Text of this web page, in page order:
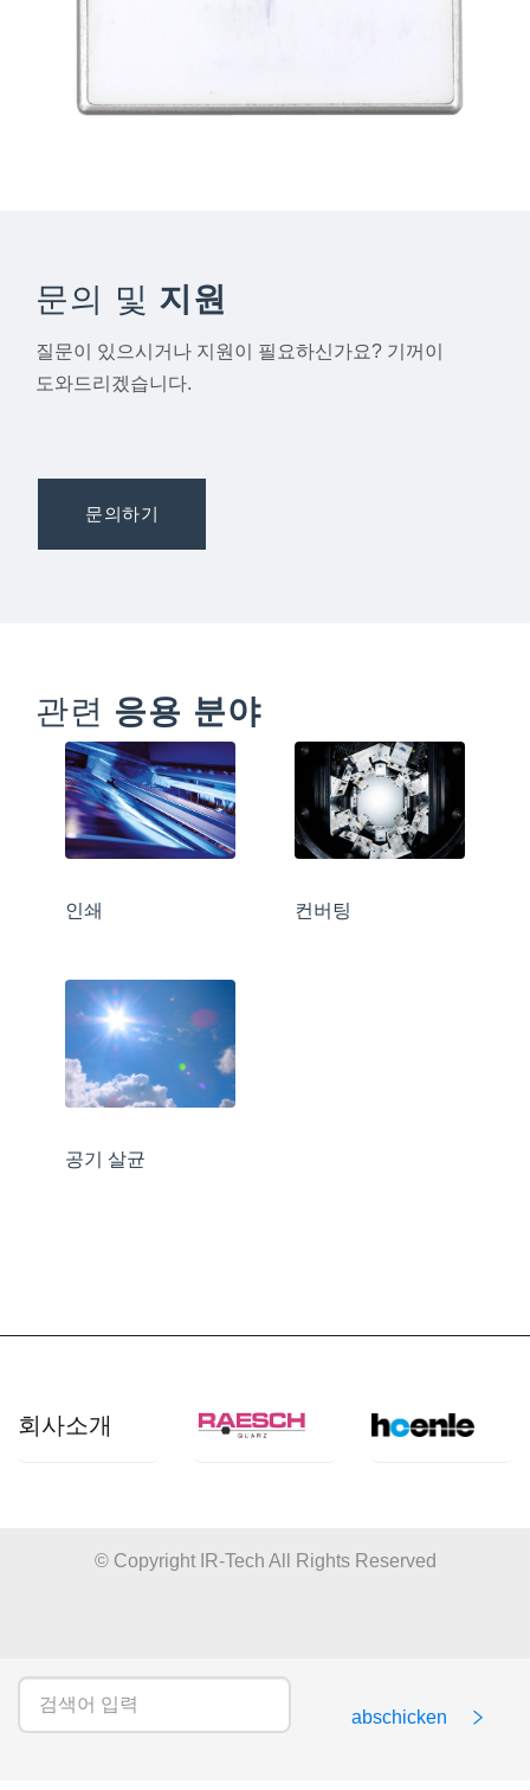
문의 및 지원
질문이 있으시거나 지원이 필요하신가요? 기꺼이
도와드리겠습니다.
문의하기
관련 응용 분야
인쇄 컨버팅
공기 살균
회사소개
쿼츠사양 응용 분야
© Copyright IR-Tech All Rights Reserved
abschicken